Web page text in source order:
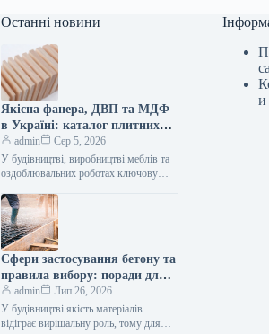
Останні новини
Якісна фанера, ДВП та МДФ
в Україні: каталог плитних
матеріалів від «ВІН-ВУД»
admin
Сер 5, 2026
У будівництві, виробництві меблів та
оздоблювальних роботах ключову
сировини. Компанія «ВІН-ВУД» уже
тривалий час займається…
Сфери застосування бетону та
правила вибору: поради для
приватного й промислового
будівництва
admin
Лип 26, 2026
У будівництві якість матеріалів
відіграє вирішальну роль, тому для
и